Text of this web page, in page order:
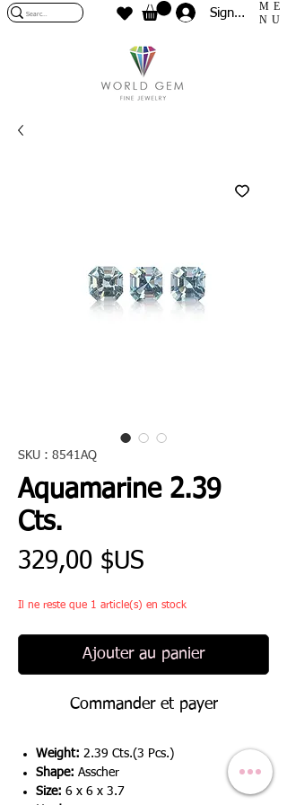
Sign In
ME
NU
SKU : 8541AQ
Aquamarine 2.39
Cts.
329,00 $US
Il ne reste que 1 article(s) en stock
Ajouter au panier
Commander et payer
Weight: 2.39 Cts.(3 Pcs.)
Shape: Asscher
Size: 6 x 6 x 3.7